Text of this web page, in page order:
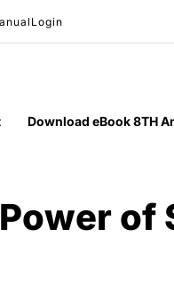
Login
Download eBook 8TH